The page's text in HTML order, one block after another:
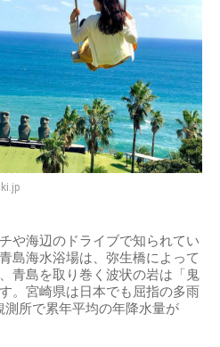
や海辺のドライブで知られてい
島海水浴場は、弥生橋によって
青島を取り巻く波状の岩は「鬼
。宮崎県は日本でも屈指の多雨
所で累年平均の年降水量が